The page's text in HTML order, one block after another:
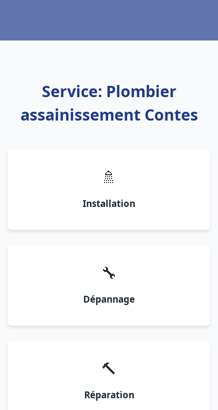
Service: Plombier
assainissement Contes
🚿
Installation
🔧
Dépannage
🔨
Réparation